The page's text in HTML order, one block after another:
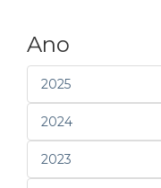
Ano
2025
2024
2023